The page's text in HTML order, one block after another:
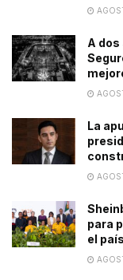
A dos
La
para
el país